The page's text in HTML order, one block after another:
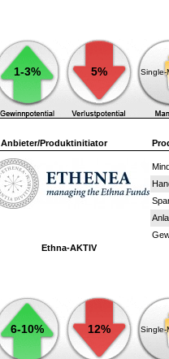
1-3% 5% Single-
Anbieter/Produktinitiator
Ethna-AKTIV
6-10% 12% Single-